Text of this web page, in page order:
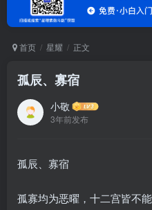
首页 星耀 正文
孤辰、寡宿
小敬
3年前发布
孤辰、寡宿
孤寡均为恶曜，十二宫皆不